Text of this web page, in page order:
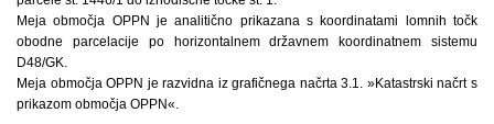
Meja območja OPPN je analitično prikazana s koordinatami lomnih točk
obodne parcelacije po horizontalnem državnem koordinatnem sistemu
D48/GK.
Meja območja OPPN je razvidna iz grafičnega načrta 3.1. »Katastrski načrt s
prikazom območja OPPN«.